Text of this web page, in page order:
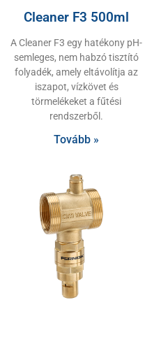
Cleaner F3 500ml
A Cleaner F3 egy hatékony pH-
semleges, nem habzó tisztító
folyadék, amely eltávolítja az
iszapot, vízkövet és
törmelékeket a fűtési
rendszerből.
Tovább »